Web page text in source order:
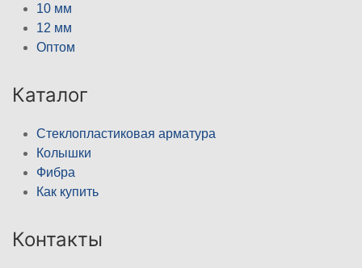
10 мм
12 мм
Оптом
Каталог
Стеклопластиковая арматура
Колышки
Фибра
Как купить
Контакты